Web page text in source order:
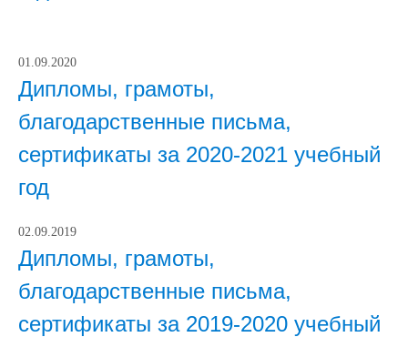
01.09.2020
Дипломы, грамоты,
благодарственные письма,
сертификаты за 2020-2021 учебный
год
02.09.2019
Дипломы, грамоты,
благодарственные письма,
сертификаты за 2019-2020 учебный